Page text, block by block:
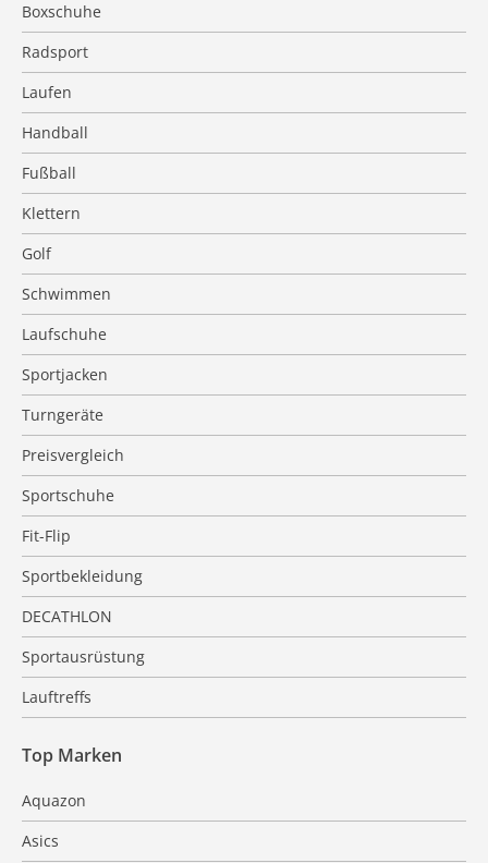
Boxschuhe
Radsport
Laufen
Handball
Fußball
Klettern
Golf
Schwimmen
Laufschuhe
Sportjacken
Turngeräte
Preisvergleich
Sportschuhe
Fit-Flip
Sportbekleidung
DECATHLON
Sportausrüstung
Lauftreffs
Top Marken
Aquazon
Asics